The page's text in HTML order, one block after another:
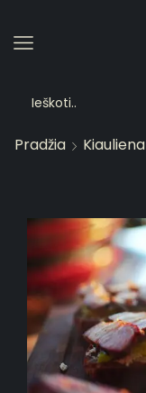
Pradžia Kiauliena